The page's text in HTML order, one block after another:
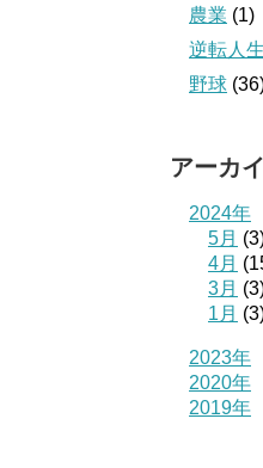
農業 (1)
逆転人生
野球
アーカ
2024年
5月
4月
3月
1月
2023年
2020年
2019年